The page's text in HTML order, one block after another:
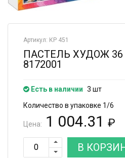
Артикул: КР 451
ПАСТЕЛЬ ХУДОЖ 36
8172001
Есть в наличии 3 шт
Количество в упаковке 1/6
Цена: 1 004.31 ₽
В